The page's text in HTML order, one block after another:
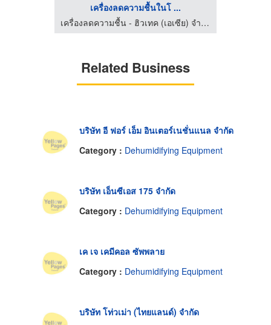
เครื่องลดความชื้นในโ ...
เครื่องลดความชื้น - ฮิวเทค (เอเซีย) จำกัด
Related Business
บริษัท อี ฟอร์ เอ็ม อินเตอร์เนชั่นแนล จำกัด
Category : Dehumidifying Equipment
บริษัท เอ็นซีเอส 175 จำกัด
Category : Dehumidifying Equipment
เค เจ เคมีคอล ซัพพลาย
Category : Dehumidifying Equipment
บริษัท โท่วเม่า (ไทยแลนด์) จำกัด